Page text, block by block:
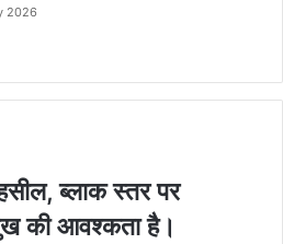
2026
ब्‍लाक स्‍तर पर
की आवश्‍कता है।